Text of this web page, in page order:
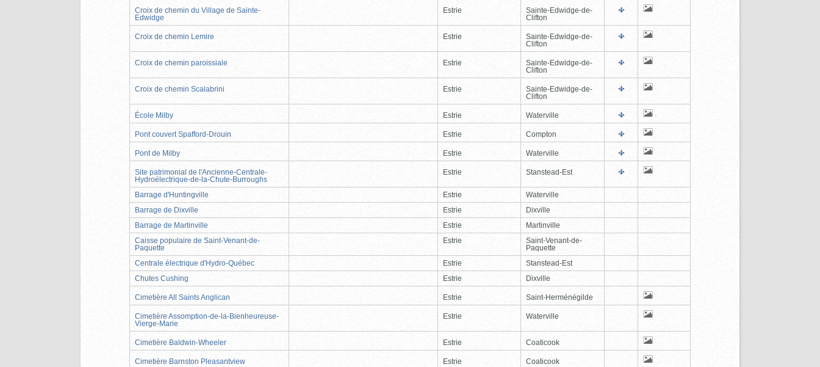
Croix de chemin du Village de Sainte-
Edwidge
Estrie
Sainte-Edwidge-de-
Clifton
Croix de chemin Lemire Estrie
Sainte-Edwidge-de-
Clifton
Croix de chemin paroissiale Estrie
Sainte-Edwidge-de-
Clifton
Croix de chemin Scalabrini Estrie
Sainte-Edwidge-de-
Clifton
École Milby Estrie Waterville
Pont couvert Spafford-Drouin Estrie Compton
Pont de Milby Estrie Waterville
Site patrimonial de l'Ancienne-Centrale-
Hydroélectrique-de-la-Chute-Burroughs
Estrie Stanstead-Est
Barrage d'Huntingville Estrie
Waterville
Barrage de Dixville
Estrie
Dixville
Barrage de Martinville
Estrie
Martinville
Caisse populaire de Saint-Venant-de-
Paquette
Estrie
Saint-Venant-de-
Paquette
Centrale électrique d'Hydro-Québec
Estrie
Stanstead-Est
Chutes Cushing
Estrie Dixville
Cimetière All Saints Anglican Estrie Saint-Herménégilde
Cimetière Assomption-de-la-Bienheureuse-
Vierge-Marie
Estrie Waterville
Cimetière Baldwin-Wheeler Estrie Coaticook
Cimetière Barnston Pleasantview Estrie Coaticook